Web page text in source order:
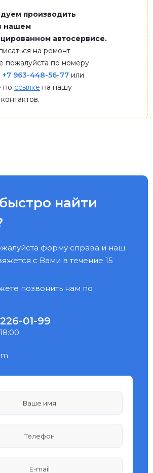
производить
нашем
автосервисе.
на ремонт
пожалуйста по номеру
+7 963-448-56-77 или
по ссылке на нашу
найти
форму справа и наш
с Вами в течение 15
позвонить нам по
01-99